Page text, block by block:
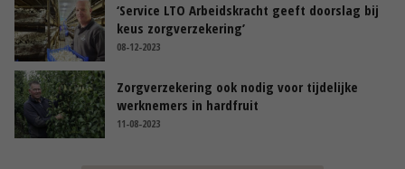
‘Service LTO Arbeidskracht geeft doorslag bij
keus zorgverzekering’
08-12-2023
Zorgverzekering ook nodig voor tijdelijke
werknemers in hardfruit
11-08-2023